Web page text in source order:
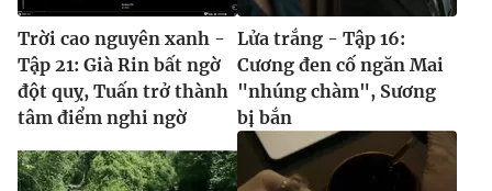
Trời cao nguyên xanh -
Tập 21: Già Rin bất ngờ
đột quỵ, Tuấn trở thành
tâm điểm nghi ngờ
Lửa trắng - Tập 16:
Cương đen cố ngăn Mai
"nhúng chàm", Sương
bị bắn